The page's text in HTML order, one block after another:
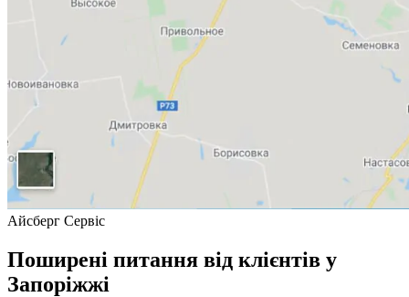
Айсберг Сервіс
Поширені питання від клієнтів у
Запоріжжі